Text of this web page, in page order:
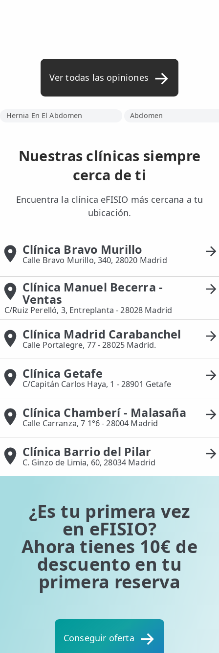
Ver todas las opiniones
Hernia En El Abdomen Abdomen
Nuestras clínicas siempre
cerca de ti
Encuentra la clínica eFISIO más cercana a tu
ubicación.
Clínica Bravo Murillo
Calle Bravo Murillo, 340, 28020 Madrid
Clínica Manuel Becerra -
Ventas
C/Ruiz Perelló, 3, Entreplanta - 28028 Madrid
Clínica Madrid Carabanchel
Calle Portalegre, 77 - 28025 Madrid.
Clínica Getafe
C/Capitán Carlos Haya, 1 - 28901 Getafe
Clínica Chamberí - Malasaña
Calle Carranza, 7 1°6 - 28004 Madrid
Clínica Barrio del Pilar
C. Ginzo de Limia, 60, 28034 Madrid
¿Es tu primera vez
en eFISIO?
Ahora tienes 10€ de
descuento en tu
primera reserva
Conseguir oferta